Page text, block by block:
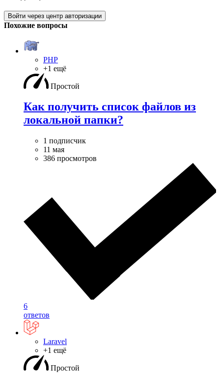
Войти через центр авторизации
Похожие вопросы
PHP
+1 ещё
Простой
Как получить список файлов из
локальной папки?
1 подписчик
11 мая
386 просмотров
6
ответов
Laravel
+1 ещё
Простой